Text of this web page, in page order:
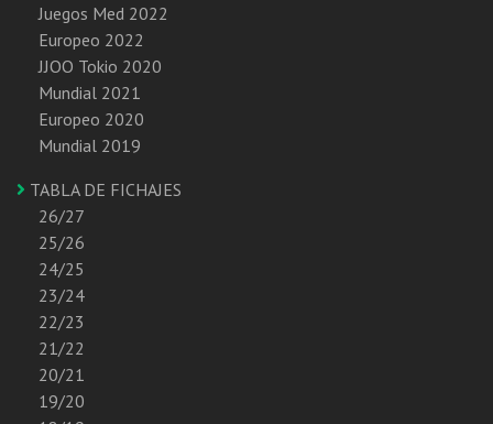
Juegos Med 2022
Europeo 2022
JJOO Tokio 2020
Mundial 2021
Europeo 2020
Mundial 2019
TABLA DE FICHAJES
26/27
25/26
24/25
23/24
22/23
21/22
20/21
19/20